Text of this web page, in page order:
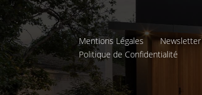
Mentions Légales Newsletter
Politique de Confidentialité